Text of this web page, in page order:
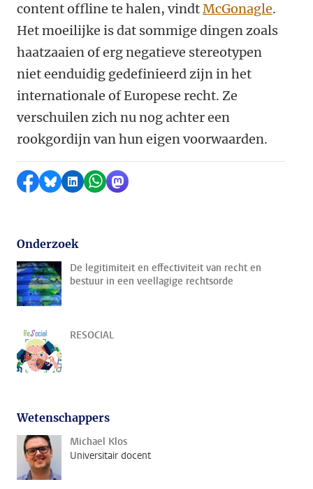
content offline te halen, vindtMcGonagle.
Het moeilijke is dat sommige dingen zoals
haatzaaien of erg negatieve stereotypen
niet eenduidig gedefinieerd zijn in het
internationale of Europese recht. Ze
verschuilen zich nu nog achter een
rookgordijn van hun eigen voorwaarden.
Delen op Facebook
Delen via Bluesky
Delen op LinkedIn
Delen via WhatsApp
Delen via Mastodon
Onderzoek
De legitimiteit en effectiviteit van recht en
bestuur in een veellagige rechtsorde
RESOCIAL
Wetenschappers
Michael Klos
Universitair docent